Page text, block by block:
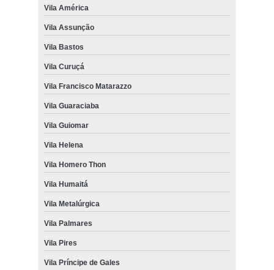
Vila América
Vila Assunção
Vila Bastos
Vila Curuçá
Vila Francisco Matarazzo
Vila Guaraciaba
Vila Guiomar
Vila Helena
Vila Homero Thon
Vila Humaitá
Vila Metalúrgica
Vila Palmares
Vila Pires
Vila Príncipe de Gales